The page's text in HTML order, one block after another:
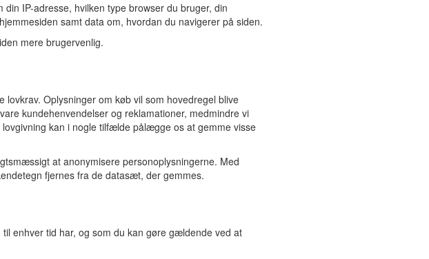
IP-adresse, hvilken type browser du bruger, din
samt data om, hvordan du navigerer på siden.
mere brugervenlig.
Oplysninger om køb vil som hovedregel blive
kundehenvendelser og reklamationer, medmindre vi
kan i nogle tilfælde pålægge os at gemme visse
at anonymisere personoplysningerne. Med
fjernes fra de datasæt, der gemmes.
enhver tid har, og som du kan gøre gældende ved at